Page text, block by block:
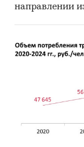
направлении